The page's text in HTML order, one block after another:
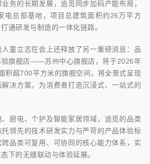
务的长期发展，追觅同步加码产能布局，
电总部基地，项目总建筑面积约26万平方
通研发与制造的一体化链路。
童立志在会上还释放了另一重磅消息：品
验旗舰店——苏州中心旗舰店，将于2026年
积超700平方米的旗舰空间，将全景式呈现
决方案，为消费者打造沉浸式、一站式的
厨电、个护及智能家居领域，追觅的品类
领先的技术研发实力与严苛的产品体验标
品类可复用、可协同的核心能力体系，实
下的无缝联动与体验延展。